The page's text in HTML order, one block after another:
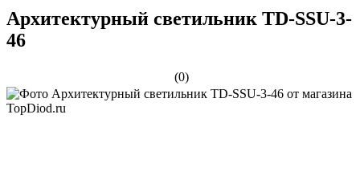
Архитектурный светильник TD-SSU-3-
46
(0)